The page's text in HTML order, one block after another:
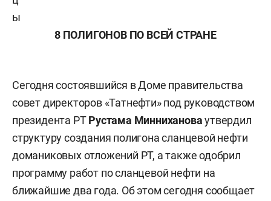
ы
8 ПОЛИГОНОВ ПО ВСЕЙ СТРАНЕ
Сегодня состоявшийся в Доме правительства
совет директоров «Татнефти» под руководством
президента РТРустама Миннихановаутвердил
структуру создания полигона сланцевой нефти
доманиковых отложений РТ, а также одобрил
программу работ по сланцевой нефти на
ближайшие два года. Об этом сегодня сообщает